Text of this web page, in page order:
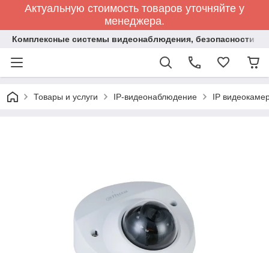
Актуальную стоимость товаров уточняйте у
менеджера.
Комплексные системы видеонаблюдения, безопасности и
Товары и услуги IP-видеонаблюдение IP